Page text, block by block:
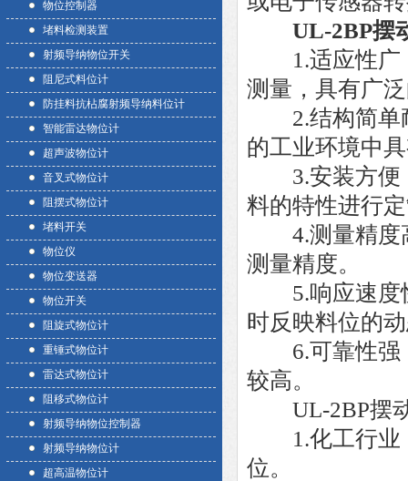
物位控制器
堵料检测装置
射频导纳物位开关
阻尼式料位计
防挂料抗枮腐射频导纳料位计
智能雷达物位计
超声波物位计
音叉式物位计
阻摆式物位计
堵料开关
物位仪
物位变送器
物位开关
阻旋式物位计
重锤式物位计
雷达式物位计
阻移式物位计
射频导纳物位控制器
射频导纳物位计
超高温物位计
UL-2BP摆
1.适应性广：
测量，具有广
2.结构简单耐
的工业环境中
3.安装方便：
料的特性进行
4.测量精度高
测量精度。
5.响应速度快
时反映料位的
6.可靠性强：
较高。
UL-2BP摆动
1.化工行业：
位。